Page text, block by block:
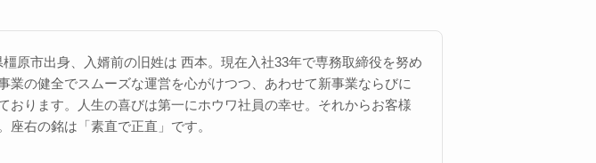
原市出身、入婿前の旧姓は 西本。現在入社33年で専務取締役を努め
業の健全でスムーズな運営を心がけつつ、あわせて新事業ならびに
おります。人生の喜びは第一にホウワ社員の幸せ。それからお客様
右の銘は「素直で正直」です。